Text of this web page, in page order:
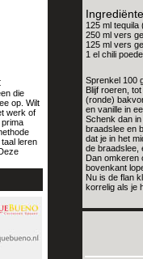
die
op. Wilt
werk of
leren
125 ml tequila
250 ml vers
125 ml vers
1 el chili
Sprenkel 100
Blijf roeren,
(ronde)
en vanille in
Schenk dan
braadslee en
dat je in het
de braadslee,
Dan omkeren
bovenkant
Nu is de flan
korrelig als je